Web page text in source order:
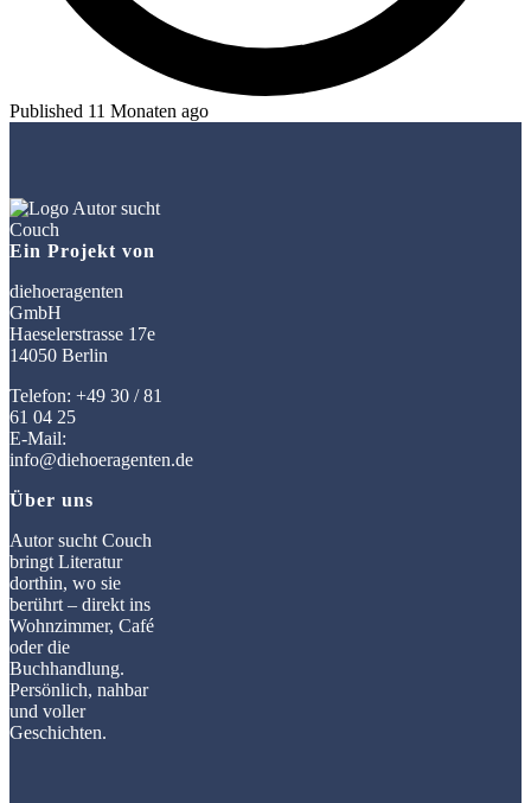
Published 11 Monaten ago
Ein Projekt von
diehoeragenten
GmbH
Haeselerstrasse 17e
14050 Berlin
Telefon: +49 30 / 81
61 04 25
E-Mail:
info@diehoeragenten.de
Über uns
Autor sucht Couch
bringt Literatur
dorthin, wo sie
berührt – direkt ins
Wohnzimmer, Café
oder die
Buchhandlung.
Persönlich, nahbar
und voller
Geschichten.